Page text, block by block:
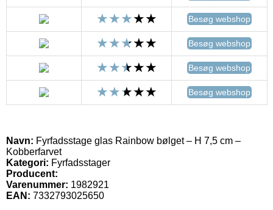
Besøg webshop
Besøg webshop
Besøg webshop
Besøg webshop
Navn: Fyrfadsstage glas Rainbow bølget – H 7,5 cm –
Kobberfarvet
Kategori: Fyrfadsstager
Producent:
Varenummer: 1982921
EAN: 7332793025650